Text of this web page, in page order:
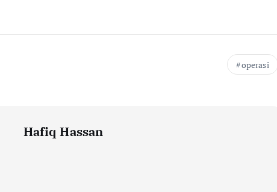
operasi
Hafiq Hassan